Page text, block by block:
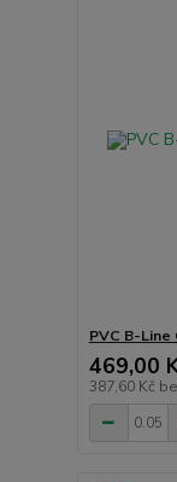
PVC B-
469,00
387,60 Kč